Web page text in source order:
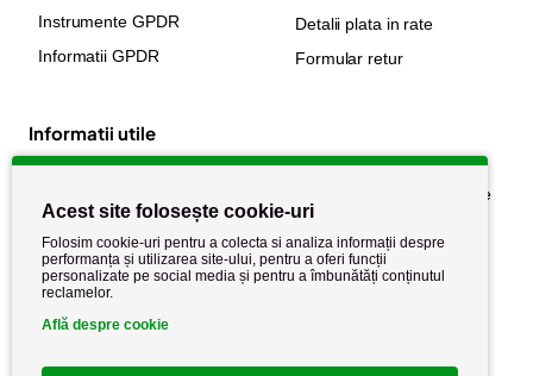
Instrumente GPDR
Informatii GPDR
Detalii plata in rate
Formular retur
Informatii utile
Politica de cookie
Politica de confidențialitate
Termeni si conditii
Acest site folosește cookie-uri
Folosim cookie-uri pentru a colecta si analiza informații despre
performanța și utilizarea site-ului, pentru a oferi funcții
personalizate pe social media și pentru a îmbunătăți conținutul
reclamelor.
Află despre cookie